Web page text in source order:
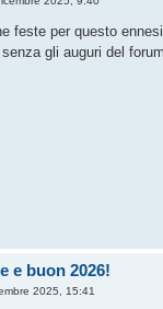
feste per questo
gli auguri del
e buon 2026!
2025, 15:41